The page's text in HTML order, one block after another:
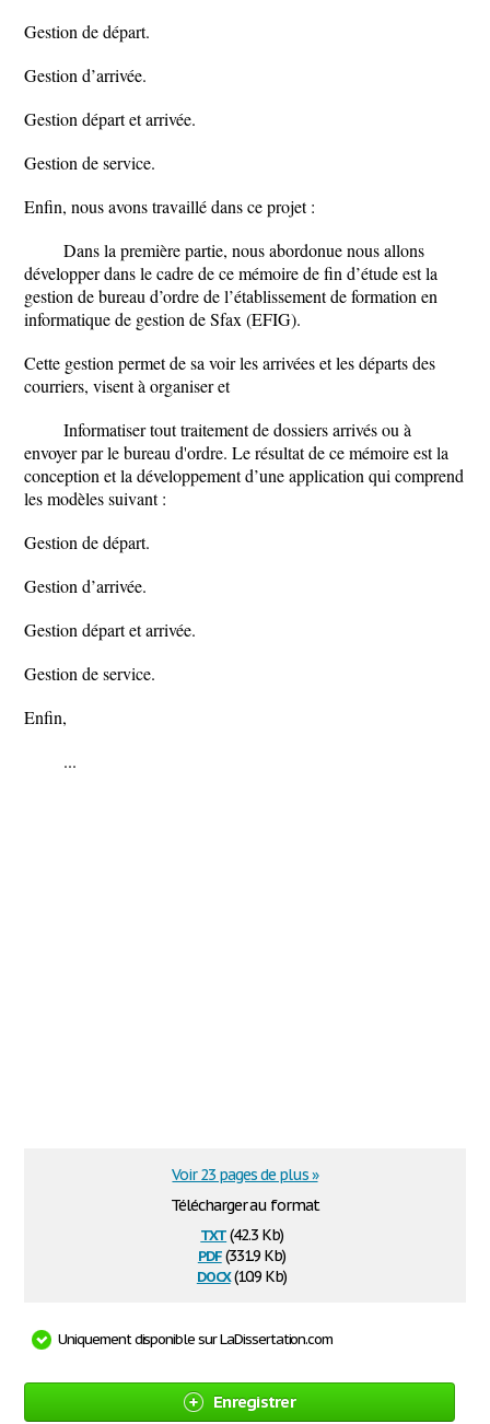
Gestion de départ.
Gestion d’arrivée.
Gestion départ et arrivée.
Gestion de service.
Enfin, nous avons travaillé dans ce projet :
Dans la première partie, nous abordonue nous allons
développer dans le cadre de ce mémoire de fin d’étude est la
gestion de bureau d’ordre de l’établissement de formation en
informatique de gestion de Sfax (EFIG).
Cette gestion permet de sa voir les arrivées et les départs des
courriers, visent à organiser et
Informatiser tout traitement de dossiers arrivés ou à
envoyer par le bureau d'ordre. Le résultat de ce mémoire est la
conception et la développement d’une application qui comprend
les modèles suivant :
Gestion de départ.
Gestion d’arrivée.
Gestion départ et arrivée.
Gestion de service.
Enfin,
...
Télécharger au format
txt(42.3 Kb)
pdf(331.9 Kb)
docx(10.9 Kb)
Voir 23 pages de plus »
Uniquement disponible sur LaDissertation.com
Enregistrer